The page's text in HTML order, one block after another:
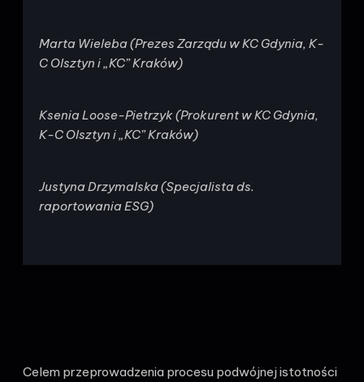
Marta Wieleba (Prezes Zarządu w KC Gdynia, K-
C Olsztyn i „KC” Kraków)
Ksenia Loose-Pietrzyk (Prokurent w KC Gdynia,
K-C Olsztyn i „KC” Kraków)
Justyna Drzymalska (Specjalista ds.
raportowania ESG)
Celem przeprowadzenia procesu podwójnej istotności